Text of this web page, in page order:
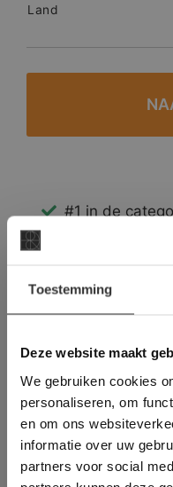
Toestemming
Deze website maakt
We gebruiken cookies
personaliseren, om
en om ons
informatie over uw
partners voor social
Land
#1 in de
Binnen 24
Meer dan 500
Deze
This Cookie
longer working.
Deze
gebruik te